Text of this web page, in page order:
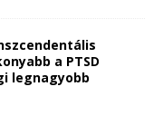
a PTSD
legnagyobb